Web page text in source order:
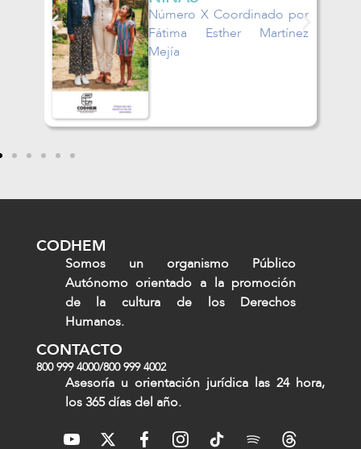
Coordinado por
Martínez
Número X
María de los
CODHEM
Somos un organismo Público
Autónomo orientado a la promoción
de la cultura de los Derechos
Humanos.
CONTACTO
800 999 4000/800 999 4002
Asesoría u orientación jurídica las 24 hora,
los 365 días del año.